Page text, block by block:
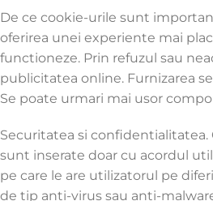
De ce cookie-urile sunt
oferirea unei experiente mai
functioneze. Prin refuzul sau
publicitatea online. Furnizarea
Se poate urmari mai usor
Securitatea si
sunt inserate doar cu acordul
pe care le are utilizatorul pe
de tip anti-virus sau anti-